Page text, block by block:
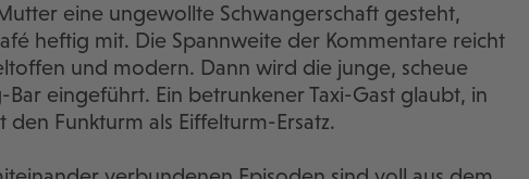
eine ungewollte Schwangerschaft gesteht,
heftig mit. Die Spannweite der Kommentare reicht
und modern. Dann wird die junge, scheue
Bar eingeführt. Ein betrunkener Taxi-Gast glaubt, in
den Funkturm als Eiffelturm-Ersatz.